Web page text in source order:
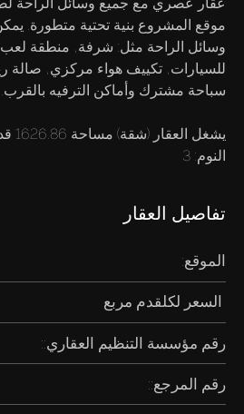
موقع المشروع بنية تحتية متطورة.
وسائل الراحة مثل: شرفة, منطقة
للسيارات, تكييف هواء مركزي,
النوم: 3
تفاصيل العقار
الموقع:
السعر لكلقدم مربع
رقم مؤسسة التنظيم العقاري::
رقم المرجع::